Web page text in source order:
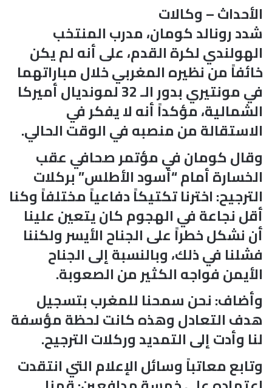
الأحداث – وكالات
شدد رونالد كومان، مدرب المنتخب
الهولندي لكرة القدم، على أنه لم يكن
خائفاً من نظيره المغربي خلال مباراتهما
في مونتيري بدور الـ 32 لمونديال أميركا
الشمالية، مؤكداً أنه لا يفكر في
الاستقالة من منصبه في الوقت الحالي.
وقال كومان في مؤتمر صحافي عقب
الخسارة أمام “أسود الأطلس” بركلات
الترجيح: اخترنا تكتيكاً دفاعياً مختلفاً وكنا
أقل نجاعة في الهجوم كان يتعين علينا
أن نشكل خطراً على الجناح الأيسر ولكننا
فشلنا في ذلك، وبالنسبة إلى الجناح
الأيمن فواجه الكثير من الصعوبة.
وأضاف: نحن سمحنا للمغرب بتسجيل
هدف التعادل وهذه كانت لحظة مؤسفة
لنا وأدت إلى التمديد وركلات الترجيح.
وتابع معاتباً وسائل الإعلام التي انتقدت